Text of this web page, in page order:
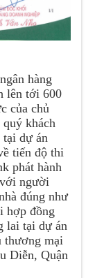
hàng
lên tới 600
của chủ
khách
tại dự án
tiến độ thi
phát hành
người
đúng như
hợp đồng
lai tại dự án
thương mại
Diễn, Quận